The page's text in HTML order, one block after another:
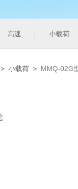
高速 小载荷
> 小载荷 > MMQ-02G